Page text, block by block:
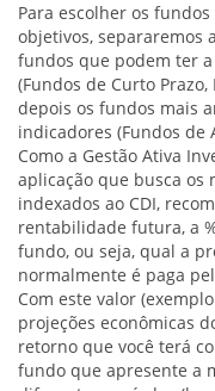
Para escolher os
objetivos, separaremos
fundos que podem ter
(Fundos de Curto
depois os fundos mais
indicadores (Fundos de
Como a Gestão Ativa
aplicação que busca os
indexados ao CDI,
rentabilidade futura, a
fundo, ou seja, qual a
normalmente é paga
Com este valor
projeções econômicas
retorno que você terá
fundo que apresente a